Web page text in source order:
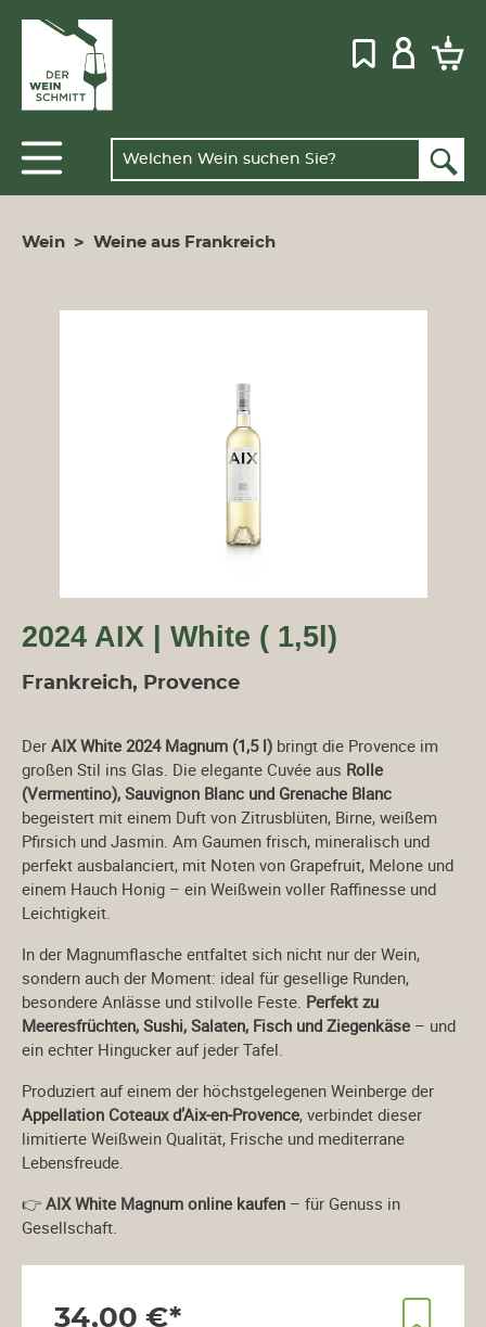
Wein > Weine aus Frankreich
2024 AIX | White ( 1,5l)
Frankreich, Provence
Der AIX White 2024 Magnum (1,5 l) bringt die Provence im
großen Stil ins Glas. Die elegante Cuvée aus Rolle
(Vermentino), Sauvignon Blanc und Grenache Blanc
begeistert mit einem Duft von Zitrusblüten, Birne, weißem
Pfirsich und Jasmin. Am Gaumen frisch, mineralisch und
perfekt ausbalanciert, mit Noten von Grapefruit, Melone und
einem Hauch Honig – ein Weißwein voller Raffinesse und
Leichtigkeit.
In der Magnumflasche entfaltet sich nicht nur der Wein,
sondern auch der Moment: ideal für gesellige Runden,
besondere Anlässe und stilvolle Feste. Perfekt zu
Meeresfrüchten, Sushi, Salaten, Fisch und Ziegenkäse – und
ein echter Hingucker auf jeder Tafel.
Produziert auf einem der höchstgelegenen Weinberge der
Appellation Coteaux d’Aix-en-Provence, verbindet dieser
limitierte Weißwein Qualität, Frische und mediterrane
Lebensfreude.
👉 AIX White Magnum online kaufen – für Genuss in
Gesellschaft.
34,00 €*